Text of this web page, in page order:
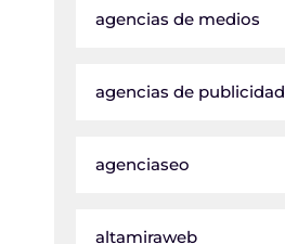
agencias de medios
agencias de publicidad
agenciaseo
altamiraweb